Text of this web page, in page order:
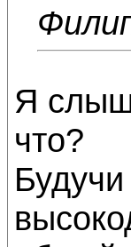
Я
что?